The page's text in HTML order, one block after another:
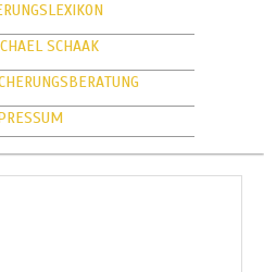
SCHAAK